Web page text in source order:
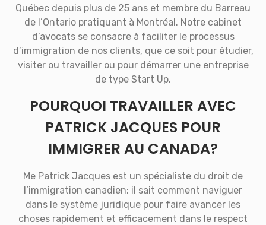
Québec depuis plus de 25 ans et membre du Barreau
de l’Ontario pratiquant à Montréal. Notre cabinet
d’avocats se consacre à faciliter le processus
d’immigration de nos clients, que ce soit pour étudier,
visiter ou travailler ou pour démarrer une entreprise
de type Start Up.
POURQUOI TRAVAILLER AVEC
PATRICK JACQUES POUR
IMMIGRER AU CANADA?
Me Patrick Jacques est un spécialiste du droit de
l’immigration canadien: il sait comment naviguer
dans le système juridique pour faire avancer les
choses rapidement et efficacement dans le respect